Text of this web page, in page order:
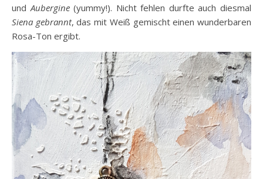
und Aubergine(yummy!). Nicht fehlen durfte auch diesmal
Siena gebrannt, das mit Weiß gemischt einen wunderbaren
Rosa-Ton ergibt.